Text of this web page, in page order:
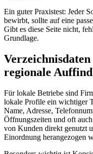
Ein guter Praxistest: Jeder
bewirbt, sollte auf eine
Gibt es diese Seite nicht,
Grundlage.
regionale
Für lokale Betriebe sind
lokale Profile ein wichtiger
Name, Adresse,
Öffnungszeiten und oft
von Kunden direkt genutzt
Einordnung herangezogen